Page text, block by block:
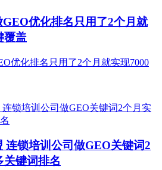
优化排名只用了2个月就
覆盖
优化排名只用了2个月就实现7000
连锁培训公司做GEO关键词2
关键词排名